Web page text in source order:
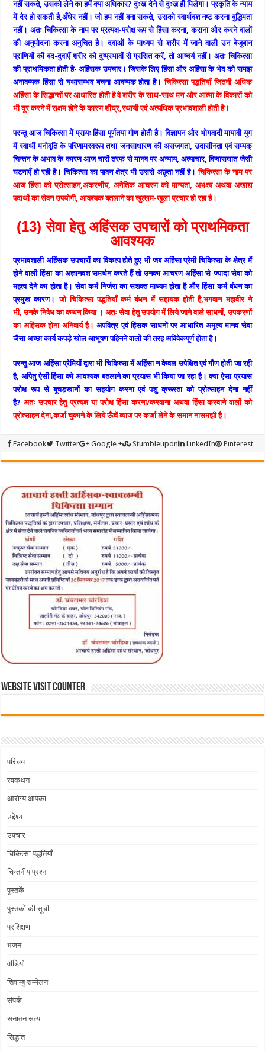
नहीं सकते, उसको लेने का हमें क्या अधिकार? दुःख देने से दुःख ही मिलेगा। प्रकृति के न्याय
में देर हो सकती है,अँधेर नहीं। जो हम नहीं बना सकते, उसको स्वार्थवश नष्ट करना बुद्धिमता
नहीं। अतः चिकित्सा के नाम पर प्रत्यक्ष-परोक्ष रूप से हिंसा करना, कराना और करने वालों
की अनुमोदना करना अनुचित है। दवाओं के माध्यम से शरीर में जाने वाली उन बेजुबान
प्राणियों की बद-दुवाएँ शरीर को दुष्प्रभावों से ग्रसित करें, तो आष्चर्य नहीं। अतः चिकित्सा
की प्राथमिकता होती है- अहिंसक उपचार। जिसके लिए हिंसा और अहिंसा के भेद को समझ
अनावष्यक हिंसा से यथासम्भव बचना आवष्यक होता है।चिकित्सा पद्धतियाँ जितनी अधिक
अहिंसा के सिद्धान्तों पर आधारित होती है वे शरीर के साथ-साथ मन और आत्मा के विकारों को
भी दूर करने में सक्षम होने के कारण शीघ्र,स्थायी एवं अत्यधिक प्रभावशाली होती है।
परन्तु आज चिकित्सा में प्रायः हिंसा पूर्णतया गौण होती है। विज्ञापन और भोगवादी मायावी युग
में स्वार्थी मनोवृति के परिणामस्वरूप तथा जनसाधारण की असजगता, उदासीनता एवं सम्यक्
चिन्तन के अभाव के कारण आज चारों तरफ से मानव पर अन्याय, अत्याचार, विष्वासघात जैसी
घटनाएँ हो रही है। चिकित्सा का पावन क्षेत्र भी उससे अछूता नहीं है।चिकित्सा के नाम पर
आज हिंसा को प्रोत्साहन,अकरणीय, अनैतिक आचरण को मान्यता, अभक्ष्य अथवा अखाद्य
पदार्थो का सेवन उपयोगी, आवश्यक बतलाने का खुल्लम-खुला प्रचार हो रहा है।
(13) सेवा हेतु अहिंसक उपचारों को प्राथमिकता
आवश्यक
प्रभावशाली अहिंसक उपचारों का विकल्प होते हुए भी जब अहिंसा प्रेमी चिकित्सा के क्षेत्र में
होने वाली हिंसा का अज्ञानवश समर्थन करते हैं तो उनका आचरण अहिंसा से ज्यादा सेवा को
महत्व देने का होता है। सेवा कर्म निर्जरा का सशक्त माध्यम होता है और हिंसा कर्म बंधन का
प्रमुख कारण।जो चिकित्सा पद्धतियाँ कर्म बंधन में सहायक होती है,भगवान महावीर ने
भी, उनके निषेध का कथन किया । अतः सेवा हेतु उपयोग में लिये जाने वाले साधनों, उपकरणों
का अहिंसक होना अनिवार्य है। अपवित्र एवं हिंसक साधनों पर आधारित अमूल्य मानव सेवा
जैसा अच्छा कार्य कपड़े खोल आभूषण पहिनने वालों की तरह अविवेकपूर्ण होता है।
परन्तु आज अहिंसा प्रेमियों द्वारा भी चिकित्सा में अहिंसा न केवल उपेक्षित एवं गौण होती जा रही
है, अपितु ऐसी हिंसा को आवश्यक बतलाने का प्रयास भी किया जा रहा है। क्या ऐसा प्रयास
परोक्ष रूप से बूचड़खानों का सहयोग करना एवं पशु क्रूरता को प्रोत्साहन देना नहीं
है? अतः उपचार हेतु प्रत्यक्ष या परोक्ष हिंसा करना/करवाना अथवा हिंसा करवाने वालों को
प्रोत्साहन देना,कर्जा चुकाने के लिये ऊँचें ब्याज पर कर्जा लेने के समान नासमझी है।
Facebook Twitter Google + Stumbleupon LinkedIn Pinterest
WEBSITE VISIT COUNTER
परिचय
स्वकथन
आरोग्य आपका
उद्देश्य
उपचार
चिकित्सा पद्धतियाँ
चिन्तनीय प्रश्न
पुस्तकें
पुस्तकों की सूची
प्रशिक्षण
भजन
वीडियो
शिवाम्बु सम्मेलन
संपर्क
सनातन सत्य
सिद्धांत